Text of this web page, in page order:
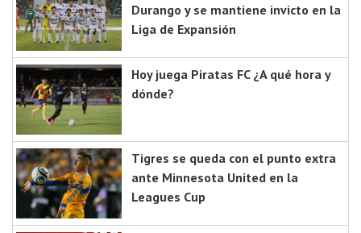
Durango y se mantiene invicto en la
Liga de Expansión
Hoy juega Piratas FC ¿A qué hora y
dónde?
Tigres se queda con el punto extra
ante Minnesota United en la
Leagues Cup